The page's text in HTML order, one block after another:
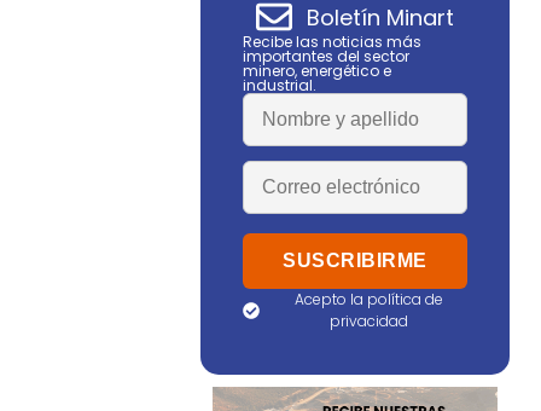
Boletín Minart
Recibe las noticias más
importantes del sector
minero, energético e
industrial.
Acepto la política de
privacidad